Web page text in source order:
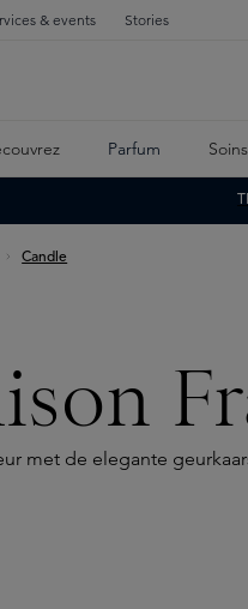
& events Stories
Parfum Soins
Candle
met de elegante